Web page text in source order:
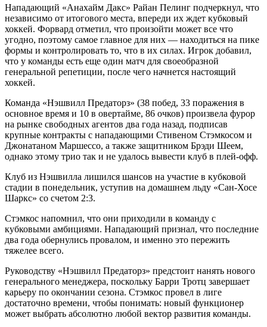
Нападающий «Анахайм Дакс» Райан Пелинг подчеркнул, что
независимо от итогового места, впереди их ждет кубковый
хоккей. Форвард отметил, что произойти может все что
угодно, поэтому самое главное для них — находиться на пике
формы и контролировать то, что в их силах. Игрок добавил,
что у команды есть еще один матч для своеобразной
генеральной репетиции, после чего начнется настоящий
хоккей.
Команда «Нэшвилл Предаторз» (38 побед, 33 поражения в
основное время и 10 в овертайме, 86 очков) произвела фурор
на рынке свободных агентов два года назад, подписав
крупные контракты с нападающими Стивеном Стэмкосом и
Джонатаном Маршессо, а также защитником Брэди Шеем,
однако этому трио так и не удалось вывести клуб в плей-офф.
Клуб из Нэшвилла лишился шансов на участие в кубковой
стадии в понедельник, уступив на домашнем льду «Сан-Хосе
Шаркс» со счетом 2:3.
Стэмкос напомнил, что они приходили в команду с
кубковыми амбициями. Нападающий признал, что последние
два года обернулись провалом, и именно это пережить
тяжелее всего.
Руководству «Нэшвилл Предаторз» предстоит нанять нового
генерального менеджера, поскольку Барри Тротц завершает
карьеру по окончании сезона. Стэмкос провел в лиге
достаточно времени, чтобы понимать: новый функционер
может выбрать абсолютно любой вектор развития команды.